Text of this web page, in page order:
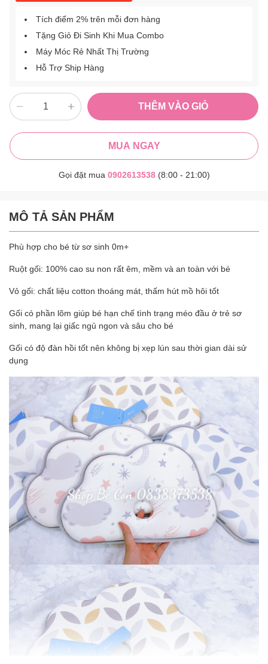
Tích điểm 2% trên mỗi đơn hàng
Tặng Giỏ Đi Sinh Khi Mua Combo
Máy Móc Rẻ Nhất Thị Trường
Hỗ Trợ Ship Hàng
THÊM VÀO GIỎ
MUA NGAY
Gọi đặt mua 0902613538(8:00 - 21:00)
MÔ TẢ SẢN PHẨM
Phù hợp cho bé từ sơ sinh 0m+
Ruột gối: 100% cao su non rất êm, mềm và an toàn với bé
Vỏ gối: chất liệu cotton thoáng mát, thấm hút mồ hôi tốt
Gối có phần lõm giúp bé hạn chế tình trạng méo đầu ở trẻ sơ
sinh, mang lại giấc ngủ ngon và sâu cho bé
Gối có độ đàn hồi tốt nên không bị xẹp lún sau thời gian dài sử
dụng